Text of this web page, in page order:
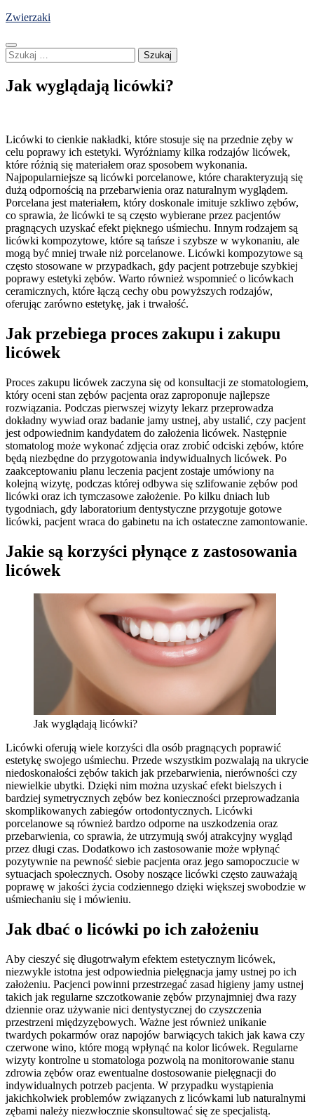
Skip
content
Zwierzaki
Szukaj:
Jak wyglądają licówki?
Licówki to cienkie nakładki, które stosuje się na przednie zęby w
celu poprawy ich estetyki. Wyróżniamy kilka rodzajów licówek,
które różnią się materiałem oraz sposobem wykonania.
Najpopularniejsze są licówki porcelanowe, które charakteryzują się
dużą odpornością na przebarwienia oraz naturalnym wyglądem.
Porcelana jest materiałem, który doskonale imituje szkliwo zębów,
co sprawia, że licówki te są często wybierane przez pacjentów
pragnących uzyskać efekt pięknego uśmiechu. Innym rodzajem są
licówki kompozytowe, które są tańsze i szybsze w wykonaniu, ale
mogą być mniej trwałe niż porcelanowe. Licówki kompozytowe są
często stosowane w przypadkach, gdy pacjent potrzebuje szybkiej
poprawy estetyki zębów. Warto również wspomnieć o licówkach
ceramicznych, które łączą cechy obu powyższych rodzajów,
oferując zarówno estetykę, jak i trwałość.
Jak przebiega proces zakupu i zakupu
licówek
Proces zakupu licówek zaczyna się od konsultacji ze stomatologiem,
który oceni stan zębów pacjenta oraz zaproponuje najlepsze
rozwiązania. Podczas pierwszej wizyty lekarz przeprowadza
dokładny wywiad oraz badanie jamy ustnej, aby ustalić, czy pacjent
jest odpowiednim kandydatem do założenia licówek. Następnie
stomatolog może wykonać zdjęcia oraz zrobić odciski zębów, które
będą niezbędne do przygotowania indywidualnych licówek. Po
zaakceptowaniu planu leczenia pacjent zostaje umówiony na
kolejną wizytę, podczas której odbywa się szlifowanie zębów pod
licówki oraz ich tymczasowe założenie. Po kilku dniach lub
tygodniach, gdy laboratorium dentystyczne przygotuje gotowe
licówki, pacjent wraca do gabinetu na ich ostateczne zamontowanie.
Jakie są korzyści płynące z zastosowania
licówek
Jak wyglądają licówki?
Licówki oferują wiele korzyści dla osób pragnących poprawić
estetykę swojego uśmiechu. Przede wszystkim pozwalają na ukrycie
niedoskonałości zębów takich jak przebarwienia, nierówności czy
niewielkie ubytki. Dzięki nim można uzyskać efekt bielszych i
bardziej symetrycznych zębów bez konieczności przeprowadzania
skomplikowanych zabiegów ortodontycznych. Licówki
porcelanowe są również bardzo odporne na uszkodzenia oraz
przebarwienia, co sprawia, że utrzymują swój atrakcyjny wygląd
przez długi czas. Dodatkowo ich zastosowanie może wpłynąć
pozytywnie na pewność siebie pacjenta oraz jego samopoczucie w
sytuacjach społecznych. Osoby noszące licówki często zauważają
poprawę w jakości życia codziennego dzięki większej swobodzie w
uśmiechaniu się i mówieniu.
Jak dbać o licówki po ich założeniu
Aby cieszyć się długotrwałym efektem estetycznym licówek,
niezwykle istotna jest odpowiednia pielęgnacja jamy ustnej po ich
założeniu. Pacjenci powinni przestrzegać zasad higieny jamy ustnej
takich jak regularne szczotkowanie zębów przynajmniej dwa razy
dziennie oraz używanie nici dentystycznej do czyszczenia
przestrzeni międzyzębowych. Ważne jest również unikanie
twardych pokarmów oraz napojów barwiących takich jak kawa czy
czerwone wino, które mogą wpłynąć na kolor licówek. Regularne
wizyty kontrolne u stomatologa pozwolą na monitorowanie stanu
zdrowia zębów oraz ewentualne dostosowanie pielęgnacji do
indywidualnych potrzeb pacjenta. W przypadku wystąpienia
jakichkolwiek problemów związanych z licówkami lub naturalnymi
zębami należy niezwłocznie skonsultować się ze specjalistą.